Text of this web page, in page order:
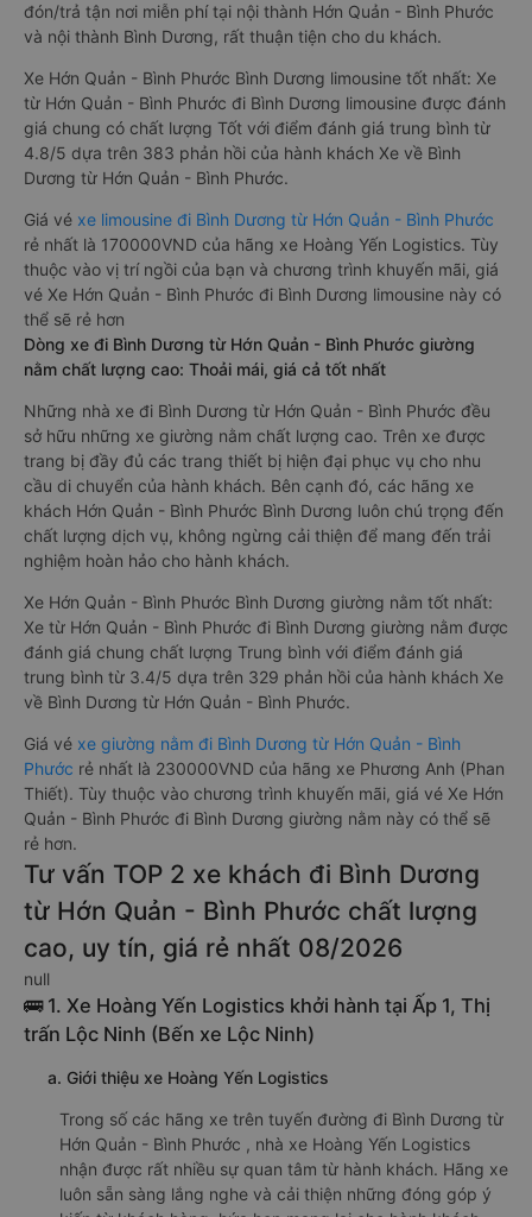
đón/trả tận nơi miễn phí tại nội thành Hớn Quản - Bình Phước
và nội thành Bình Dương, rất thuận tiện cho du khách.
Xe Hớn Quản - Bình Phước Bình Dương limousine tốt nhất: Xe
từ Hớn Quản - Bình Phước đi Bình Dương limousine được đánh
giá chung có chất lượng Tốt với điểm đánh giá trung bình từ
4.8/5 dựa trên 383 phản hồi của hành khách Xe về Bình
Dương từ Hớn Quản - Bình Phước.
Giá vé xe limousine đi Bình Dương từ Hớn Quản - Bình Phước
rẻ nhất là 170000VND của hãng xe Hoàng Yến Logistics. Tùy
thuộc vào vị trí ngồi của bạn và chương trình khuyến mãi, giá
vé Xe Hớn Quản - Bình Phước đi Bình Dương limousine này có
thể sẽ rẻ hơn
Dòng xe đi Bình Dương từ Hớn Quản - Bình Phước giường
nằm chất lượng cao: Thoải mái, giá cả tốt nhất
Những nhà xe đi Bình Dương từ Hớn Quản - Bình Phước đều
sở hữu những xe giường nằm chất lượng cao. Trên xe được
trang bị đầy đủ các trang thiết bị hiện đại phục vụ cho nhu
cầu di chuyển của hành khách. Bên cạnh đó, các hãng xe
khách Hớn Quản - Bình Phước Bình Dương luôn chú trọng đến
chất lượng dịch vụ, không ngừng cải thiện để mang đến trải
nghiệm hoàn hảo cho hành khách.
Xe Hớn Quản - Bình Phước Bình Dương giường nằm tốt nhất:
Xe từ Hớn Quản - Bình Phước đi Bình Dương giường nằm được
đánh giá chung chất lượng Trung bình với điểm đánh giá
trung bình từ 3.4/5 dựa trên 329 phản hồi của hành khách Xe
về Bình Dương từ Hớn Quản - Bình Phước.
Giá vé xe giường nằm đi Bình Dương từ Hớn Quản - Bình
Phước rẻ nhất là 230000VND của hãng xe Phương Anh (Phan
Thiết). Tùy thuộc vào chương trình khuyến mãi, giá vé Xe Hớn
Quản - Bình Phước đi Bình Dương giường nằm này có thể sẽ
rẻ hơn.
Tư vấn TOP 2 xe khách đi Bình Dương
từ Hớn Quản - Bình Phước chất lượng
cao, uy tín, giá rẻ nhất 08/2026
null
🚌 1. Xe Hoàng Yến Logistics khởi hành tại Ấp 1, Thị
trấn Lộc Ninh (Bến xe Lộc Ninh)
a. Giới thiệu xe Hoàng Yến Logistics
Trong số các hãng xe trên tuyến đường đi Bình Dương từ
Hớn Quản - Bình Phước , nhà xe Hoàng Yến Logistics
nhận được rất nhiều sự quan tâm từ hành khách. Hãng xe
luôn sẵn sàng lắng nghe và cải thiện những đóng góp ý